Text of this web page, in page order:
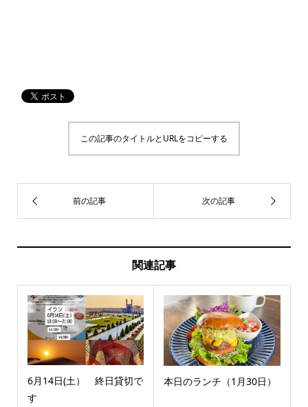
この記事のタイトルとURLをコピーする
関連記事
6月14日(土） 終日貸切で
す
本日のランチ（1月30日）